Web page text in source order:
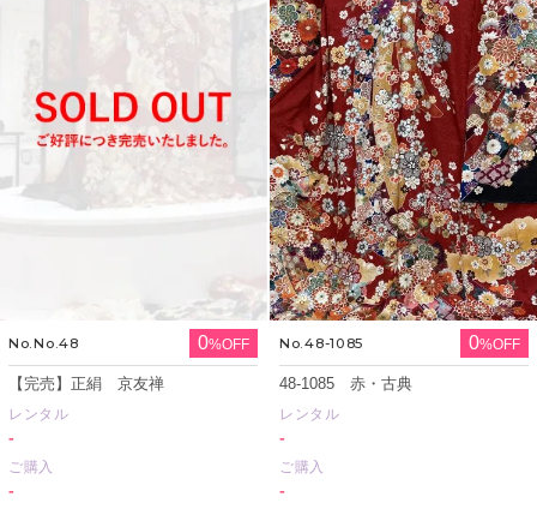
No.No.48 0%OFF
【完売】正絹 京友禅
レンタル
-
ご購入
-
No.48-1085 0%OFF
48-1085 赤・古典
レンタル
-
ご購入
-